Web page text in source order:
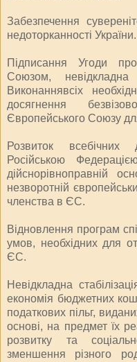
Забезпечення
недоторканності України.
Підписання Угоди
Союзом, невідкладна
Виконаннявсіх
досягнення
Європейського Союзу
Розвиток всебічних
Російською
дійснорівноправній
незворотній
членства в ЄС.
Відновлення програм
умов, необхідних для
ЄС.
Невідкладна
економія бюджетних
податкових пільг,
основі, на предмет їх
розвитку та
зменшення різного